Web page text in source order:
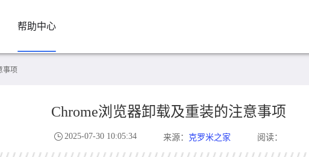
帮助中心
事项
Chrome浏览器卸载及重装的注意事项
2025-07-30 10:05:34 来源： 克罗米之家 阅读：